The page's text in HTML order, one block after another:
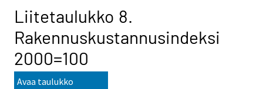
Liitetaulukko 8.
Rakennuskustannusindeksi
2000=100
Avaa taulukko